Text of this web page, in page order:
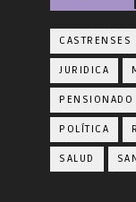
CASTRENSES
JURIDICA
POLÍTICA
SALUD